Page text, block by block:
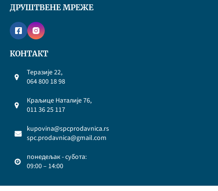
ДРУШТВЕНЕ МРЕЖЕ
КОНТАКТ
Теразије 22,
064 800 18 98
Краљице Наталије 76,
011 36 25 117
kupovina@spcprodavnica.rs
spc.prodavnica@gmail.com
понедељак - субота:
09:00 – 14:00